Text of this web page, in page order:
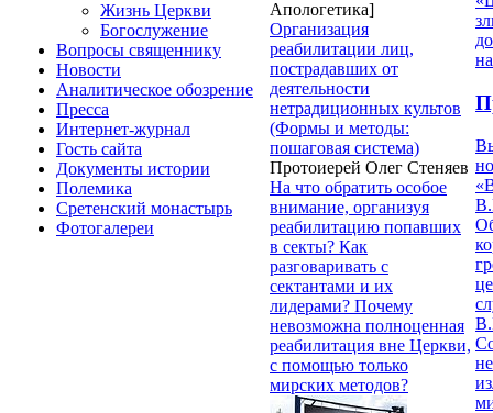
Жизнь Церкви
Богослужение
Вопросы священнику
Новости
Аналитическое обозрение
Пресса
Интернет-журнал
Гость сайта
Документы истории
Полемика
Сретенский монастырь
Фотогалереи
Апологетика]
Организация
реабилитации лиц,
пострадавших от
деятельности
нетрадиционных культов
(Формы и методы:
пошаговая система)
Протоиерей Олег Стеняев
На что обратить особое
внимание, организуя
реабилитацию попавших
в секты? Как
разговаривать с
сектантами и их
лидерами? Почему
невозможна полноценная
реабилитация вне Церкви,
с помощью только
мирских методов?